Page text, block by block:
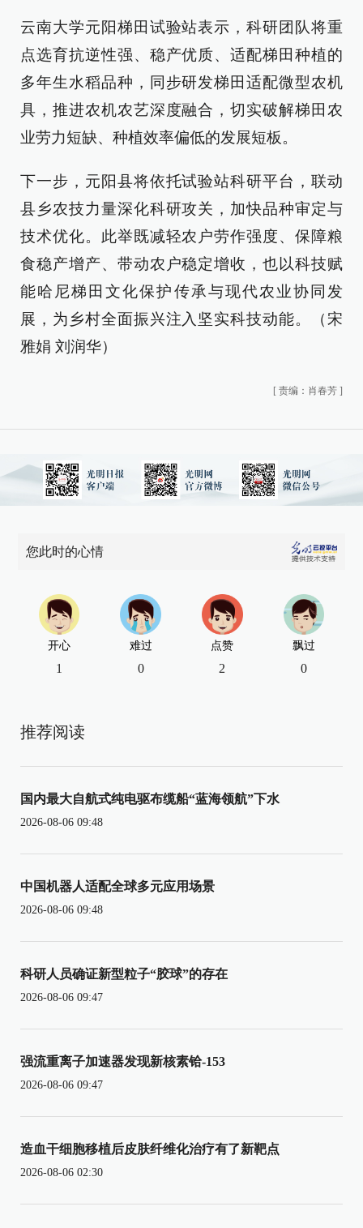
云南大学元阳梯田试验站表示，科研团队将重
点选育抗逆性强、稳产优质、适配梯田种植的
多年生水稻品种，同步研发梯田适配微型农机
具，推进农机农艺深度融合，切实破解梯田农
业劳力短缺、种植效率偏低的发展短板。
下一步，元阳县将依托试验站科研平台，联动
县乡农技力量深化科研攻关，加快品种审定与
技术优化。此举既减轻农户劳作强度、保障粮
食稳产增产、带动农户稳定增收，也以科技赋
能哈尼梯田文化保护传承与现代农业协同发
展，为乡村全面振兴注入坚实科技动能。（宋
雅娟 刘润华）
[ 责编：肖春芳 ]
您此时的心情
开心
1
难过
0
点赞
2
飘过
0
推荐阅读
国内最大自航式纯电驱布缆船“蓝海领航”下水
2026-08-06 09:48
中国机器人适配全球多元应用场景
2026-08-06 09:48
科研人员确证新型粒子“胶球”的存在
2026-08-06 09:47
强流重离子加速器发现新核素铪-153
2026-08-06 09:47
造血干细胞移植后皮肤纤维化治疗有了新靶点
2026-08-06 02:30